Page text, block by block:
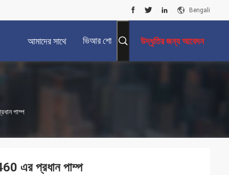
Bengali
আমাদের সাথে ভিআর শো উদ্ধৃতির জন্য আবেদন
পাম্প
এর প্রধান পাম্প